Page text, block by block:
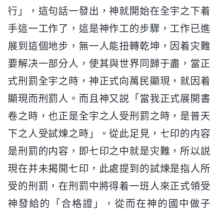
行」，這句話一發出，神就開始在全宇之下着
手這一工作了，這是神作工的步驟，工作已進
展到這個地步，無一人能扭轉乾坤，因着灾難
要解决一部分人，使其與世界同歸于盡，當正
式刑罰全宇之時，神正式向萬民顯現，就因着
顯現而刑罰人。而且神又説「當我正式展開書
卷之時，也正是全宇之人受刑罰之時，是普天
下之人受試煉之時」。從此足見，七印的内容
是刑罰的内容，即七印之中就是灾難，所以説
現在并未揭開七印，此處提到的試煉是指人所
受的刑罰，在刑罰中將得着一班人來正式領受
神發給的「合格證」，從而在神的國中做子